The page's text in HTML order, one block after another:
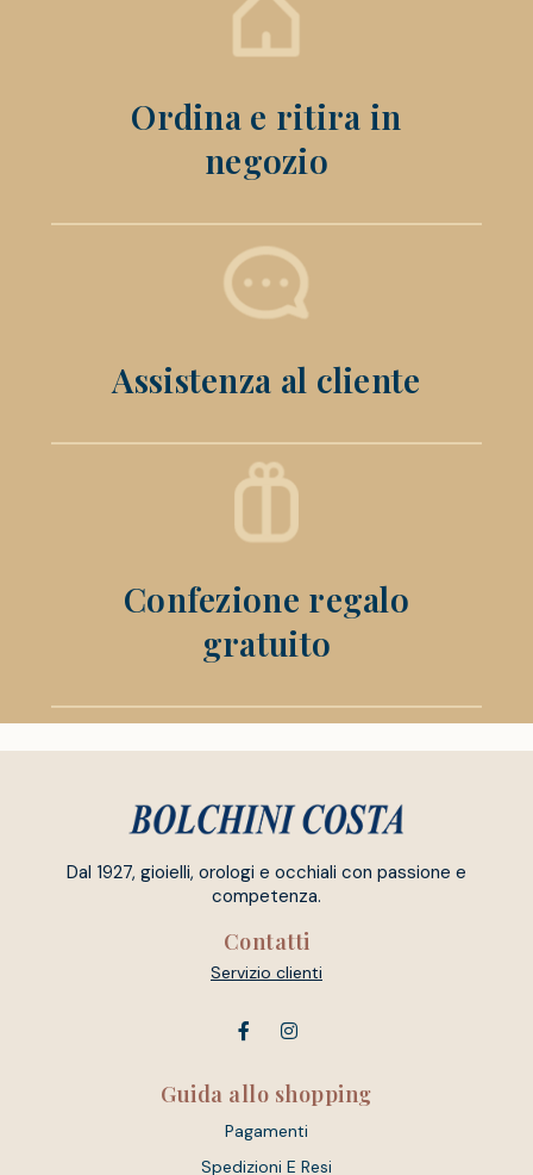
Ordina e ritira in
negozio
Assistenza al cliente
Confezione regalo
gratuito
Dal 1927, gioielli, orologi e occhiali con passione e
competenza.
Contatti
Servizio clienti
Guida allo shopping
Pagamenti
Spedizioni E Resi